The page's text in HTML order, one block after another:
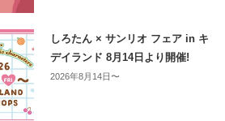
しろたん × サンリオ フェア in キ
デイランド 8月14日より開催!
2026年8月14日〜